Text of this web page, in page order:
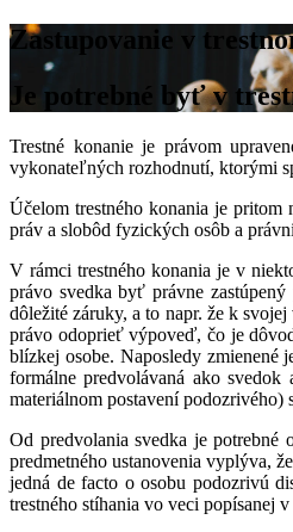
Zastupovanie v
Je potrebné byť v
Trestné konanie je právom
vykonateľných rozhodnutí, ktorými
Účelom trestného konania je pritom
práv a slobôd fyzických osôb a
V rámci trestného konania je v
právo svedka byť právne
dôležité záruky, a to napr. že k
právo odoprieť výpoveď, čo je
blízkej osobe. Naposledy zmienené
formálne predvolávaná ako
materiálnom postavení
Od predvolania svedka je potrebné
predmetného ustanovenia vyplýva,
jedná de facto o osobu podozrivú
trestného stíhania vo veci popísanej